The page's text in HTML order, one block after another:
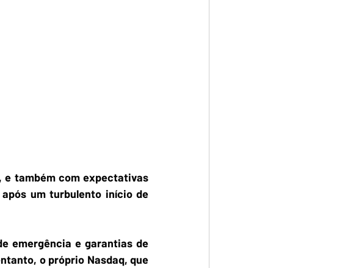
e também com expectativas
um turbulento início de
emergência e garantias de
o próprio Nasdaq, que